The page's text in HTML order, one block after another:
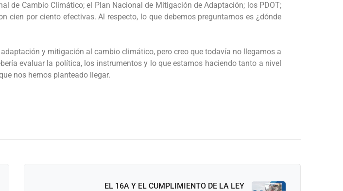
de Cambio Climático; el Plan Nacional de Mitigación de Adaptación; los PDOT;
cien por ciento efectivas. Al respecto, lo que debemos preguntarnos es ¿dónde
y mitigación al cambio climático, pero creo que todavía no llegamos a
evaluar la política, los instrumentos y lo que estamos haciendo tanto a nivel
nos hemos planteado llegar.
EL 16A Y EL CUMPLIMIENTO DE LA LEY